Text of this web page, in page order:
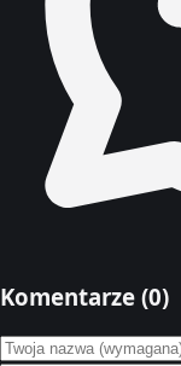
Komentarze (0)